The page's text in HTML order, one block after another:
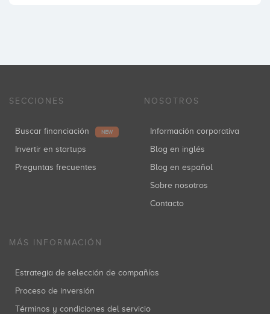
SECCIONES
Buscar financiación NEW
Invertir en startups
Preguntas frecuentes
NOSOTROS
Información corporativa
Blog en inglés
Blog en español
Sobre nosotros
Contacto
MÁS INFORMACIÓN
Estrategia de selección de compañías
Proceso de inversión
Términos y condiciones del servicio